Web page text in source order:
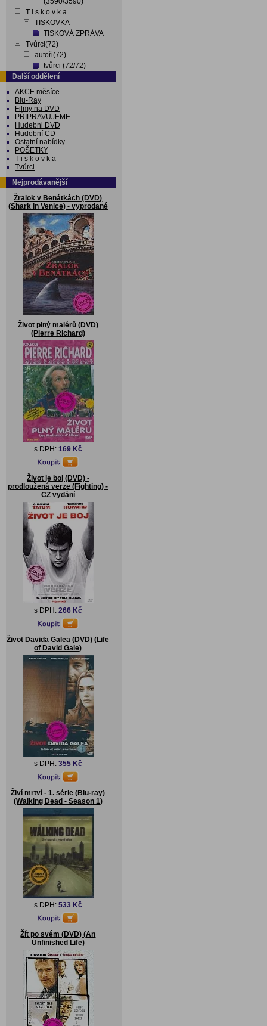
T i s k o v k a
TISKOVKA
TISKOVÁ ZPRÁVA
Tvůrci(72)
autoři(72)
tvůrci (72/72)
Další oddělení
AKCE měsíce
Blu-Ray
Filmy na DVD
PŘIPRAVUJEME
Hudebni DVD
Hudební CD
Ostatní nabídky
POŠETKY
T i s k o v k a
Tvůrci
Nejprodávanější
Žralok v Benátkách (DVD)
(Shark in Venice) - vyprodané
Život plný malérů (DVD)
(Pierre Richard)
s DPH: 169 Kč
Život je boj (DVD) -
prodloužená verze (Fighting) -
CZ vydání
s DPH: 266 Kč
Život Davida Galea (DVD) (Life
of David Gale)
s DPH: 355 Kč
Živí mrtví - 1. série (Blu-ray)
(Walking Dead - Season 1)
s DPH: 533 Kč
Žít po svém (DVD) (An
Unfinished Life)